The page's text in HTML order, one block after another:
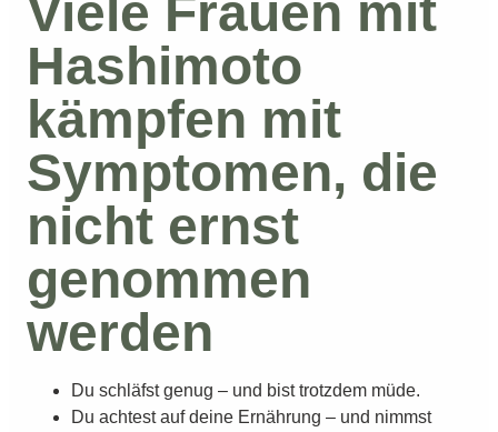
Viele Frauen mit
Hashimoto
kämpfen mit
Symptomen, die
nicht ernst
genommen
werden
Du schläfst genug – und bist trotzdem müde.
Du achtest auf deine Ernährung – und nimmst